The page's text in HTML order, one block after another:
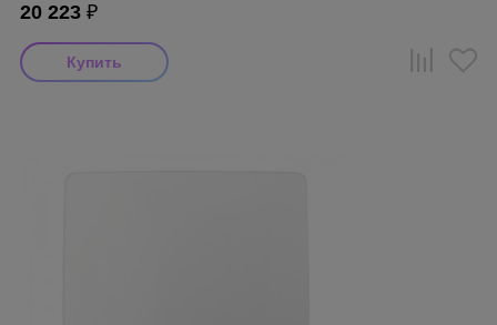
20 223 ₽